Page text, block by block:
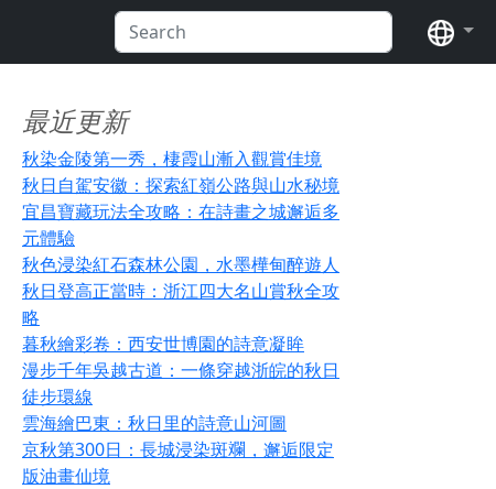
语
最近更新
秋染金陵第一秀，棲霞山漸入觀賞佳境
秋日自駕安徽：探索紅嶺公路與山水秘境
宜昌寶藏玩法全攻略：在詩畫之城邂逅多
元體驗
秋色浸染紅石森林公園，水墨樺甸醉遊人
秋日登高正當時：浙江四大名山賞秋全攻
略
暮秋繪彩卷：西安世博園的詩意凝眸
漫步千年吳越古道：一條穿越浙皖的秋日
徒步環線
雲海繪巴東：秋日里的詩意山河圖
京秋第300日：長城浸染斑斕，邂逅限定
版油畫仙境